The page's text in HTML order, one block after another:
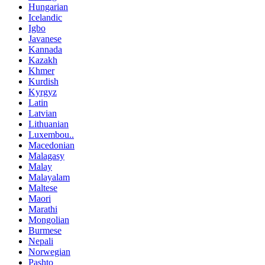
Hungarian
Icelandic
Igbo
Javanese
Kannada
Kazakh
Khmer
Kurdish
Kyrgyz
Latin
Latvian
Lithuanian
Luxembou..
Macedonian
Malagasy
Malay
Malayalam
Maltese
Maori
Marathi
Mongolian
Burmese
Nepali
Norwegian
Pashto